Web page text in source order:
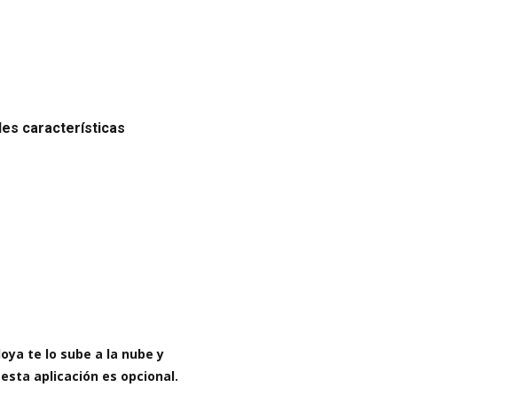
características
te lo sube a la nube y
aplicación es opcional.